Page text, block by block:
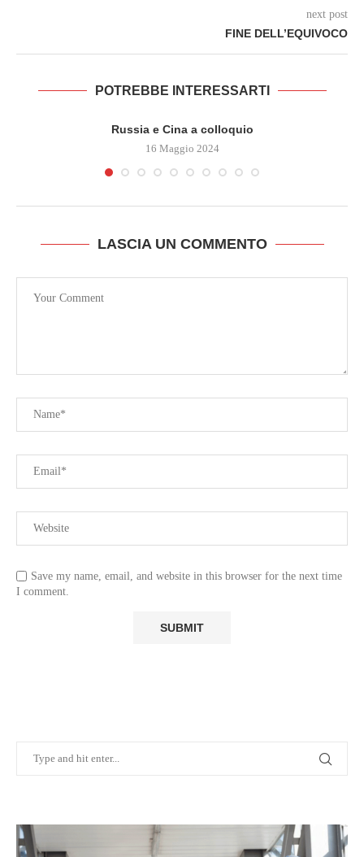
next post
FINE DELL’EQUIVOCO
POTREBBE INTERESSARTI
Russia e Cina a colloquio
16 Maggio 2024
LASCIA UN COMMENTO
Save my name, email, and website in this browser for the next time
I comment.